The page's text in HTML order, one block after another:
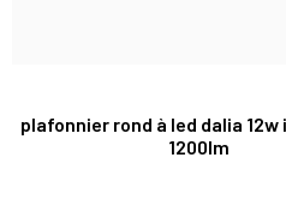
plafonnier rond à led dalia 12w
1200lm